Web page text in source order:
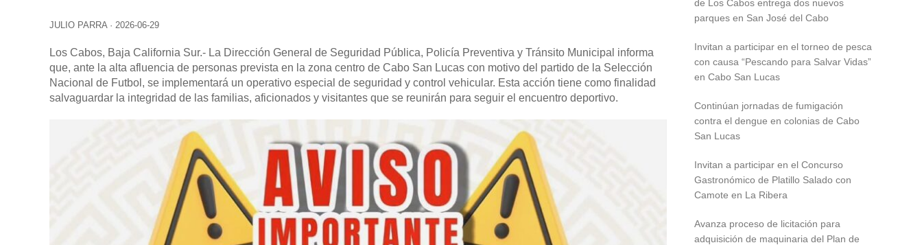
JULIO PARRA · 2026-06-29
Los Cabos, Baja California Sur.- La Dirección General de Seguridad Pública, Policía Preventiva y Tránsito Municipal informa
que, ante la alta afluencia de personas prevista en la zona centro de Cabo San Lucas con motivo del partido de la Selección
Nacional de Futbol, se implementará un operativo especial de seguridad y control vehicular. Esta acción tiene como finalidad
salvaguardar la integridad de las familias, aficionados y visitantes que se reunirán para seguir el encuentro deportivo.
de Los Cabos entrega dos nuevos
parques en San José del Cabo
Invitan a participar en el torneo de pesca
con causa “Pescando para Salvar Vidas”
en Cabo San Lucas
Continúan jornadas de fumigación
contra el dengue en colonias de Cabo
San Lucas
Invitan a participar en el Concurso
Gastronómico de Platillo Salado con
Camote en La Ribera
Avanza proceso de licitación para
adquisición de maquinaria del Plan de